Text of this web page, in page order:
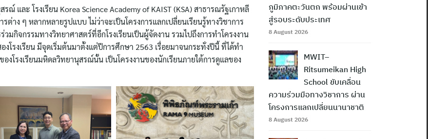
และ โรงเรียน Korea Science Academy of KAIST (KSA) สาธารณรัฐเกาหลี
ต่าง ๆ หลากหลายรูปแบบ ไม่ว่าจะเป็นโครงการแลกเปลี่ยนเรียนรู้ทางวิชาการ
กิจกรรมทางวิทยาศาสตร์ที่อีกโรงเรียนเป็นผู้จัดงาน รวมไปถึงการทำโครงงาน
โรงเรียน มีจุดเริ่มต้นมาตั้งแต่ปีการศึกษา 2563 เรื่อยมาจนกระทั่งปีนี้ ที่ได้ทำ
งโรงเรียนมหิดลวิทยานุสรณ์นั้น เป็นโครงงานของนักเรียนภายใต้การดูแลของ
ภูมิภาคตะวันตก พร้อมผ่านเข้า
สู่รอบระดับประเทศ
8 August 2026
MWIT–
Ritsumeikan High
School ขับเคลื่อน
ความร่วมมือทางวิชาการ ผ่าน
โครงการแลกเปลี่ยนนานาชาติ
8 August 2026